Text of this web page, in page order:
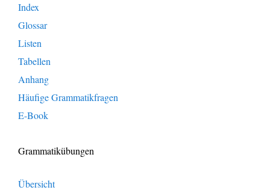
Index
Glossar
Listen
Tabellen
Anhang
Häufige Grammatikfragen
E-Book
Grammatikübungen
Übersicht